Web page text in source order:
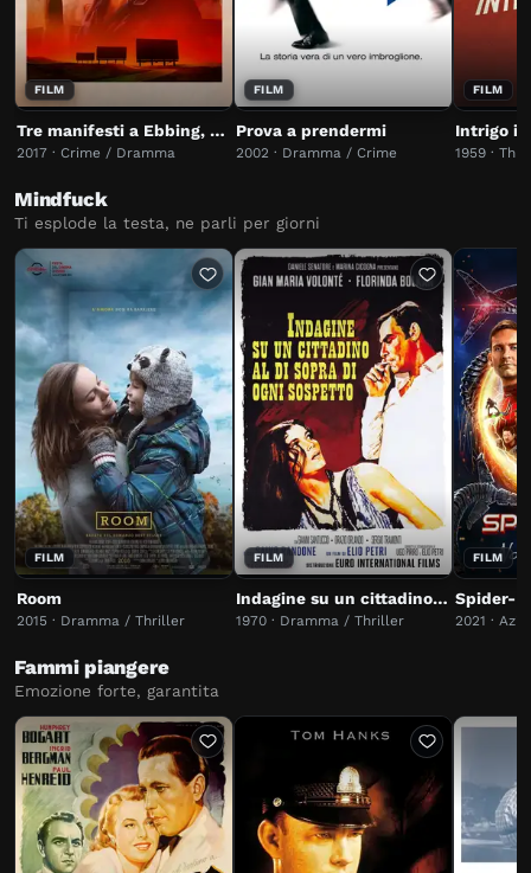
FILM
Tre manifesti a Ebbing, Missouri
2017 · Crime / Dramma
FILM
Prova a prendermi
2002 · Dramma / Crime
FILM
Intrigo
1959 ·
Mindfuck
Ti esplode la testa, ne parli per giorni
FILM
Room
2015 · Dramma / Thriller
FILM
Indagine su un cittadino al di sopra di ogni sospetto
1970 · Dramma / Thriller
FILM
2021 ·
Fammi piangere
Emozione forte, garantita